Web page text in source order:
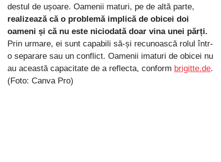
destul de ușoare. Oamenii maturi, pe de altă parte,
realizează că o problemă implică de obicei doi
oameni și că nu este niciodată doar vina unei părți.
Prin urmare, ei sunt capabili să-și recunoască rolul într-
o separare sau un conflict. Oamenii imaturi de obicei nu
au această capacitate de a reflecta, conform brigitte.de.
(Foto: Canva Pro)